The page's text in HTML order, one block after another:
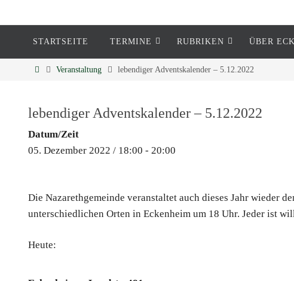
Eckenheim
STARTSEITE TERMINE RUBRIKEN ÜBER
Veranstaltung lebendiger Adventskalender – 5.12.2022
lebendiger Adventskalender – 5.12.2022
Datum/Zeit
05. Dezember 2022 / 18:00 - 20:00
Die Nazarethgemeinde veranstaltet auch dieses Jahr wieder
unterschiedlichen Orten in Eckenheim um 18 Uhr. Jeder ist
Heute: